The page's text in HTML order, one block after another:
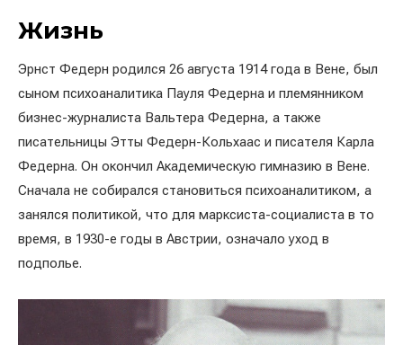
Жизнь
Эрнст Федерн родился 26 августа 1914 года в Вене, был
сыном психоаналитика Пауля Федерна и племянником
бизнес-журналиста Вальтера Федерна, а также
писательницы Этты Федерн-Кольхаас и писателя Карла
Федерна. Он окончил Академическую гимназию в Вене.
Сначала не собирался становиться психоаналитиком, а
занялся политикой, что для марксиста-социалиста в то
время, в 1930-е годы в Австрии, означало уход в
подполье.